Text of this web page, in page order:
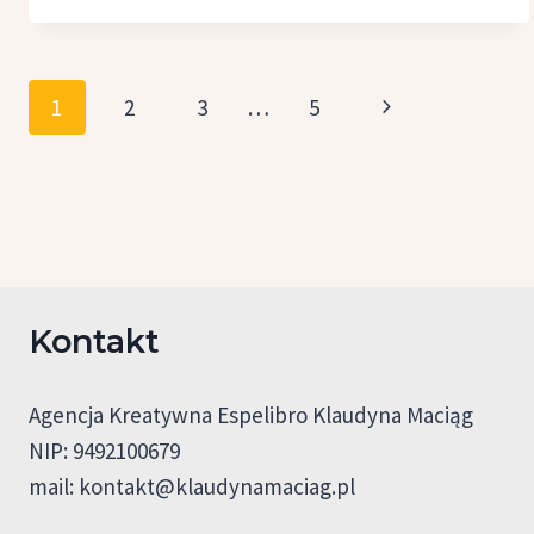
Nawigacja
strony
1 2 3 … 5
Następna
Kontakt
Agencja Kreatywna Espelibro Klaudyna Maciąg
NIP: 9492100679
mail: kontakt@klaudynamaciag.pl